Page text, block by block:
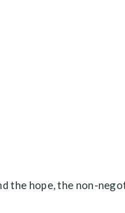
the hope, the non-